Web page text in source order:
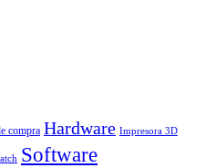
compra Hardware Impresora 3D
Software